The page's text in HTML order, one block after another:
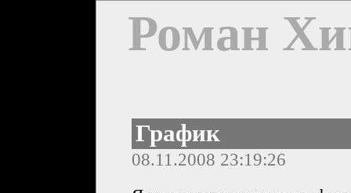
Роман
График
08.11.2008 23:19:26